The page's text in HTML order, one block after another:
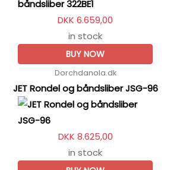
DKK 6.659,00
in stock
BUY NOW
Dorchdanola.dk
JET Rondel og båndsliber JSG-96
DKK 8.625,00
in stock